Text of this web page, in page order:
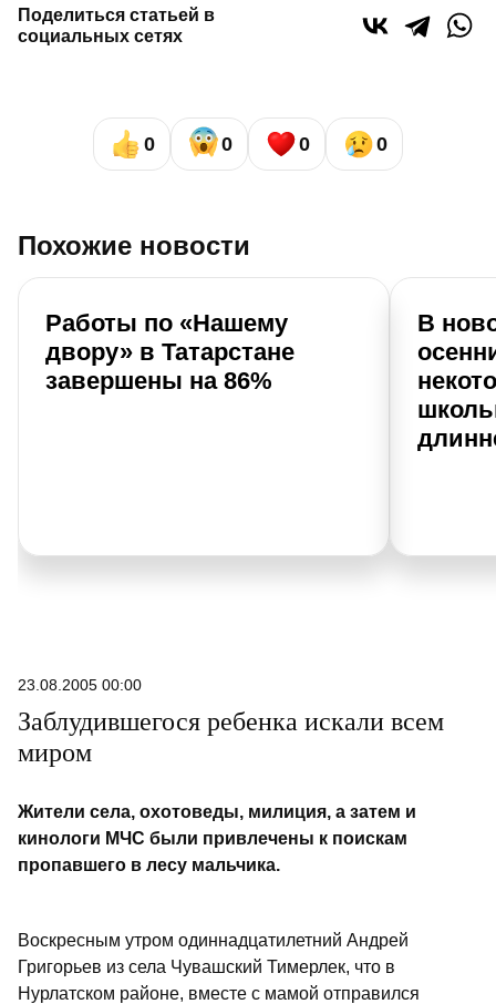
Поделиться статьей в
социальных сетях
0 0 0 0
Похожие новости
Работы по «Нашему
двору» в Татарстане
завершены на 86%
В
23.08.2005 00:00
Заблудившегося ребенка искали всем
миром
Жители села, охотоведы, милиция, а затем и
кинологи МЧС были привлечены к поискам
пропавшего в лесу мальчика.
Воскресным утром одиннадцатилетний Андрей
Григорьев из села Чувашский Тимерлек, что в
Нурлатском районе, вместе с мамой отправился